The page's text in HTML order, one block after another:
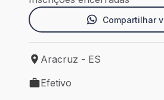
Compartilhar
Local de trabalho: Aracruz -
Aracruz - ES
Tipo de vaga: Efetivo
Efetivo